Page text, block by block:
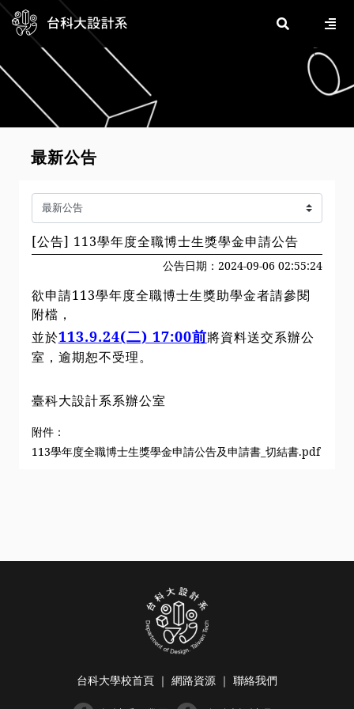
最新公告
[公告] 113學年度全職博士生獎學金申請公告
公告日期：2024-09-06 02:55:24
欲申請113學年度全職博士生獎助學金者請參閱
附檔，
並於113.9.24(二) 17:00前將資料送交系辦公
室，逾期恕不受理。
臺科大設計系系辦公室
附件：
113學年度全職博士生獎學金申請公告及申請書_切結書.pdf
台科大學校首頁 ｜ 網路資源 ｜ 聯絡我們